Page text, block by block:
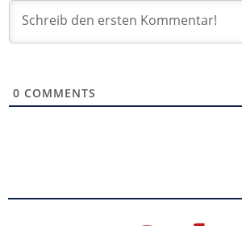
0 COMMENTS